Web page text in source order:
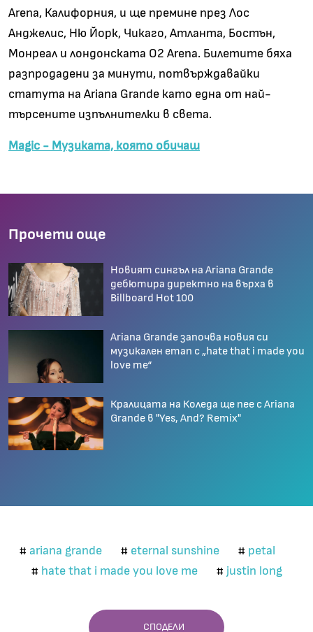
Arena, Калифорния, и ще премине през Лос
Анджелис, Ню Йорк, Чикаго, Атланта, Бостън,
Монреал и лондонската O2 Arena. Билетите бяха
разпродадени за минути, потвърждавайки
статута на Ariana Grande като една от най-
търсените изпълнителки в света.
Magic - Музиката, която обичаш
Прочети още
Новият сингъл на Аriana Grande
дебютира директно на върха в
Billboard Hot 100
Ariana Grande започва новия си
музикален етап с „hate that i made you
love me“
Кралицата на Коледа ще пее с Ariana
Grande в "Yes, And? Remix"
# ariana grande # eternal sunshine # petal
# hate that i made you love me # justin long
СПОДЕЛИ